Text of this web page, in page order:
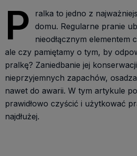
P
ralka to jedno z
domu. Regularne pranie
nieodłącznym elementem
ale czy pamiętamy o tym, by
pralkę? Zaniedbanie jej
nieprzyjemnych zapachów,
nawet do awarii. W tym artykule
prawidłowo czyścić i użytkować
najdłużej.